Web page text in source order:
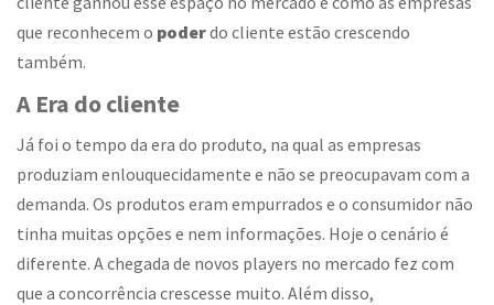
que reconhecem o poderdo cliente estão crescendo
também.
A Era do cliente
Já foi o tempo da era do produto, na qual as empresas
produziam enlouquecidamente e não se preocupavam com a
demanda. Os produtos eram empurrados e o consumidor não
tinha muitas opções e nem informações. Hoje o cenário é
diferente. A chegada de novos players no mercado fez com
que a concorrência crescesse muito. Além disso,